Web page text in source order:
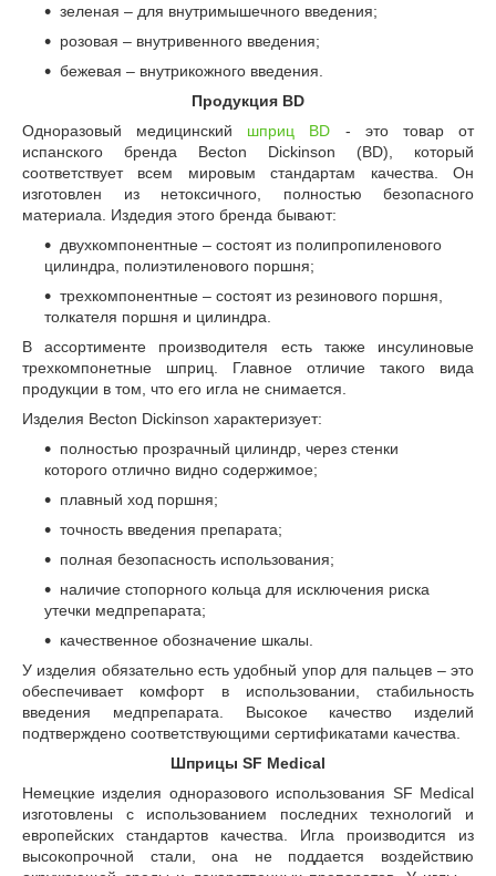
зеленая – для внутримышечного введения;
розовая – внутривенного введения;
бежевая – внутрикожного введения.
Продукция ВD
Одноразовый медицинский шприц ВD - это товар от
испанского бренда Becton Dickinson (BD), который
соответствует всем мировым стандартам качества. Он
изготовлен из нетоксичного, полностью безопасного
материала. Издедия этого бренда бывают:
двухкомпонентные – состоят из полипропиленового
цилиндра, полиэтиленового поршня;
трехкомпонентные – состоят из резинового поршня,
толкателя поршня и цилиндра.
В ассортименте производителя есть также инсулиновые
трехкомпонетные шприц. Главное отличие такого вида
продукции в том, что его игла не снимается.
Изделия Becton Dickinson характеризует:
полностью прозрачный цилиндр, через стенки
которого отлично видно содержимое;
плавный ход поршня;
точность введения препарата;
полная безопасность использования;
наличие стопорного кольца для исключения риска
утечки медпрепарата;
качественное обозначение шкалы.
У изделия обязательно есть удобный упор для пальцев – это
обеспечивает комфорт в использовании, стабильность
введения медпрепарата. Высокое качество изделий
подтверждено соответствующими сертификатами качества.
Шприцы SF Medical
Немецкие изделия одноразового использования SF Medical
изготовлены с использованием последних технологий и
европейских стандартов качества. Игла производится из
высокопрочной стали, она не поддается воздействию